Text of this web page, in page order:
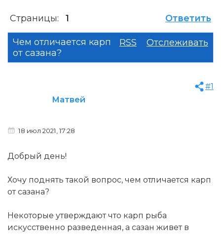
Страницы: 1 Ответить
RSS Отслеживать
Чем отличается карп
от сазана?
Матвей
#1
18 июл 2021, 17:28
Добрый день!
Хочу поднять такой вопрос, чем отличается карп
от сазана?
Некоторые утверждают что карп рыба
искусственно разведенная, а сазан живет в